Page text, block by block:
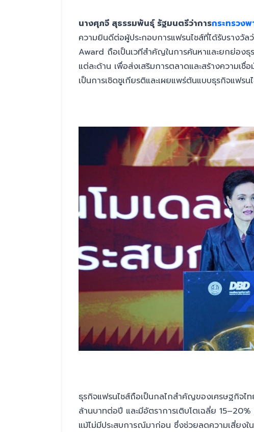
นางศุภจี สุธรรมพันธุ์ รัฐมนตรีว่าการกระทรวง
ความยินดีต่อผู้ประกอบการแฟรนไชส์ที่ได้รับรางวั
Award ถือเป็นเวทีสำคัญในการค้นหาและยกย่องธุ
แต่ละด้าน เพื่อส่งเสริมการตลาดและสร้างความเ
เป็นการเชิดชูเกียรติและเผยแพร่ต้นแบบธุรกิจแฟรน
ธุรกิจแฟรนไชส์ถือเป็นกลไกสำคัญของเศรษฐกิจ
ล้านบาทต่อปี และมีอัตราการเติบโตเฉลี่ย
แม้ไม่มีประสบการณ์มาก่อน ซึ่งช่วยลดความเสี่ยงใ